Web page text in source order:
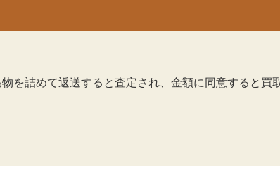
を詰めて返送すると査定され、金額に同意すると買